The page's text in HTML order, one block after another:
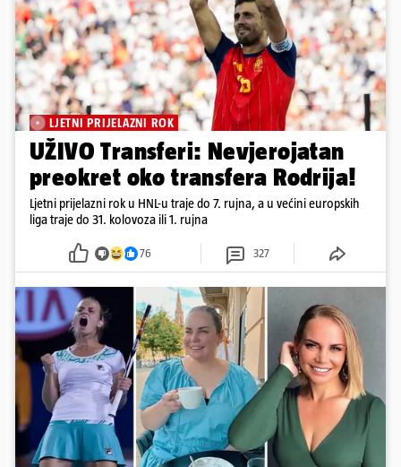
LJETNI PRIJELAZNI ROK
UŽIVO Transferi: Nevjerojatan
preokret oko transfera Rodrija!
Ljetni prijelazni rok u HNL-u traje do 7. rujna, a u većini europskih
liga traje do 31. kolovoza ili 1. rujna
76 327